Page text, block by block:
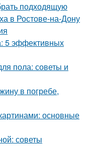
подходящую
в Ростове-на-Дону
5 эффективных
пола: советы и
в погребе,
основные
советы